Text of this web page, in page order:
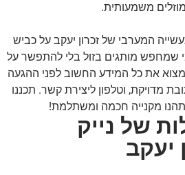
משמעותית.
המערבי של זכרון יעקב על כביש
שמחפש מותגים בזול בלי להתפשר על
את כל המידע החשוב לפני ההגעה
מדויקת, וטלפון ליצירת קשר. תכננו
מקנייה חכמה ומשתלמת!
של נייק
יעקב